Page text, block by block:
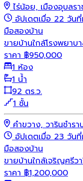
ไร่น้อย, เมืองอุบลร
อัปเดตเมื่อ 22 วัน
มือสองบ้าน
ขายบ้านใกล้โรงพยาบ
ราคา ฿950,000
1 ห้อง
1 น้ำ
92 ตร.ว.
1 ชั้น
คำขวาง, วารินชำร
อัปเดตเมื่อ 23 วัน
มือสองบ้าน
ขายบ้านใกล้เจริญศรีว
ราคา ฿1,200,000